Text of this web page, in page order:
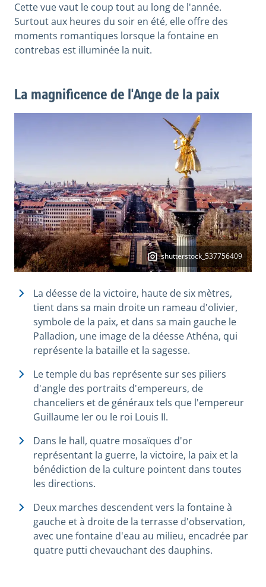
Cette vue vaut le coup tout au long de l'année.
Surtout aux heures du soir en été, elle offre des
moments romantiques lorsque la fontaine en
contrebas est illuminée la nuit.
La magnificence de l'Ange de la paix
shutterstock_537756409
La déesse de la victoire, haute de six mètres,
tient dans sa main droite un rameau d'olivier,
symbole de la paix, et dans sa main gauche le
Palladion, une image de la déesse Athéna, qui
représente la bataille et la sagesse.
Le temple du bas représente sur ses piliers
d'angle des portraits d'empereurs, de
chanceliers et de généraux tels que l'empereur
Guillaume Ier ou le roi Louis II.
Dans le hall, quatre mosaïques d'or
représentant la guerre, la victoire, la paix et la
bénédiction de la culture pointent dans toutes
les directions.
Deux marches descendent vers la fontaine à
gauche et à droite de la terrasse d'observation,
avec une fontaine d'eau au milieu, encadrée par
quatre putti chevauchant des dauphins.